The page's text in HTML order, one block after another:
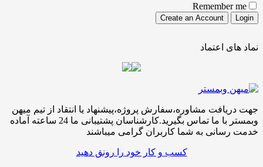
اعتماد
مشاوره،سفارش پروژه،پیشنهاد یا انتقاد از تیم میهن
وبمستر با ما تماس بگیرید.کارشناسان پشتیبانی ما 24 ساعته آماده
به شما کاربران گرامی میباشند
کسب و کار خود را رونق دهید